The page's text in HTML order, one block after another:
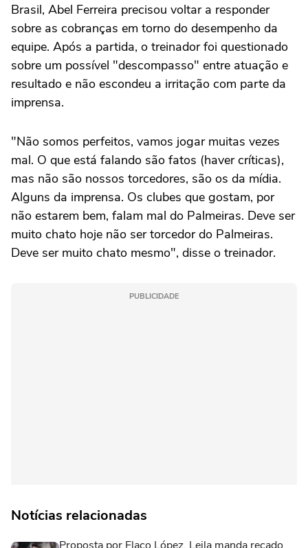
Brasil, Abel Ferreira precisou voltar a responder
sobre as cobranças em torno do desempenho da
equipe. Após a partida, o treinador foi questionado
sobre um possível "descompasso" entre atuação e
resultado e não escondeu a irritação com parte da
imprensa.
"Não somos perfeitos, vamos jogar muitas vezes
mal. O que está falando são fatos (haver críticas),
mas não são nossos torcedores, são os da mídia.
Alguns da imprensa. Os clubes que gostam, por
não estarem bem, falam mal do Palmeiras. Deve ser
muito chato hoje não ser torcedor do Palmeiras.
Deve ser muito chato mesmo", disse o treinador.
PUBLICIDADE
Notícias relacionadas